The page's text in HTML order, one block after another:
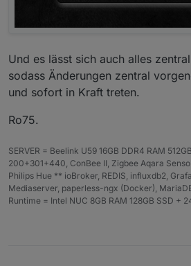
Und es lässt sich auch alles
sodass Änderungen zentral
und sofort in Kraft treten.
Ro75.
SERVER = Beelink U59 16GB DDR4 RAM
200+301+440, ConBee II, Zigbee Aqara
Philips Hue ** ioBroker, REDIS, influxdb2,
Mediaserver, paperless-ngx (Docker),
Runtime = Intel NUC 8GB RAM 128GB SSD +